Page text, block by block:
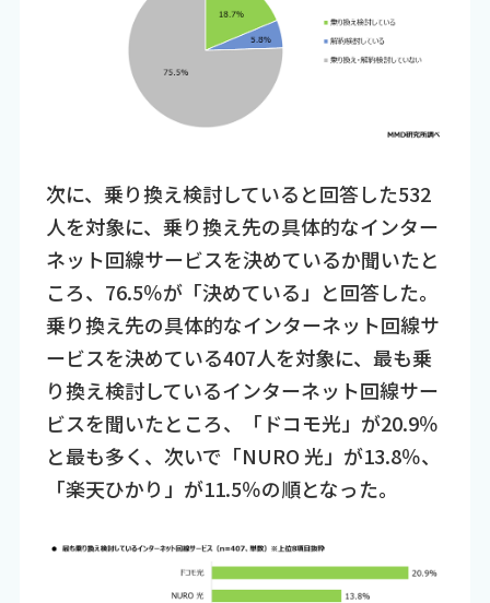
次に、乗り換え検討していると回答した532
人を対象に、乗り換え先の具体的なインター
ネット回線サービスを決めているか聞いたと
ころ、76.5％が「決めている」と回答した。
乗り換え先の具体的なインターネット回線サ
ービスを決めている407人を対象に、最も乗
り換え検討しているインターネット回線サー
ビスを聞いたところ、「ドコモ光」が20.9％
と最も多く、次いで「NURO 光」が13.8％、
「楽天ひかり」が11.5％の順となった。